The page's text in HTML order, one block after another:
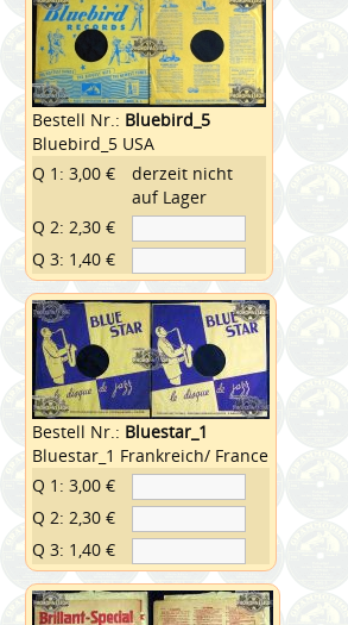
Bestell Nr.: Bluebird_5
Bluebird_5 USA
Q 1: 3,00 €
derzeit nicht
auf Lager
Q 2: 2,30 €
Q 3: 1,40 €
Bestell Nr.: Bluestar_1
Bluestar_1 Frankreich/ France
Q 1: 3,00 €
Q 2: 2,30 €
Q 3: 1,40 €